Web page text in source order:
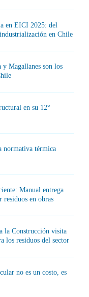
en EICI 2025: del
en Chile
Magallanes son los
en su 12°
normativa térmica
Manual entrega
residuos en obras
la Construcción visita
los residuos del sector
no es un costo, es